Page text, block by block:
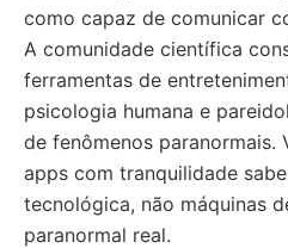
como capaz de comunicar
A comunidade científica
ferramentas de
psicologia humana e
de fenômenos paranormais.
apps com tranquilidade
tecnológica, não máquinas
paranormal real.